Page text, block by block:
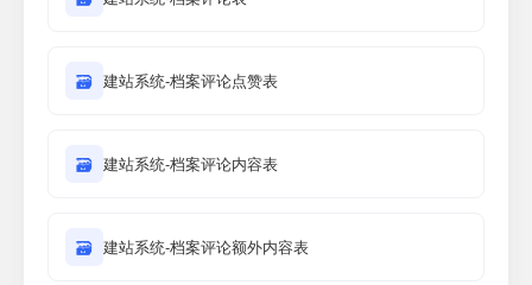
🗃 建站系统-档案评论点赞表
🗃 建站系统-档案评论内容表
🗃 建站系统-档案评论额外内容表